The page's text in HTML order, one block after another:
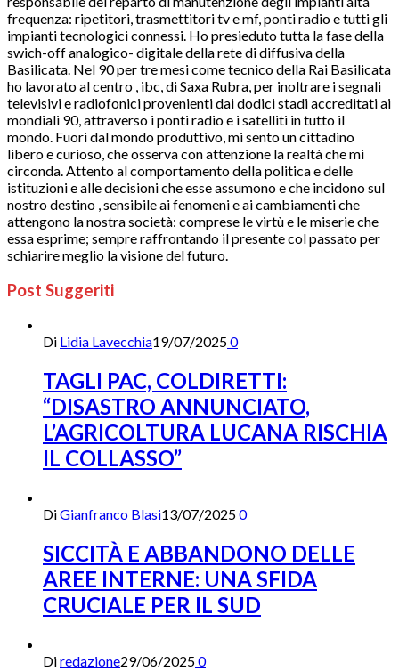
frequenza: ripetitori, trasmettitori tv e mf, ponti radio e tutti gli
impianti tecnologici connessi. Ho presieduto tutta la fase della
swich-off analogico- digitale della rete di diffusiva della
Basilicata. Nel 90 per tre mesi come tecnico della Rai Basilicata
ho lavorato al centro , ibc, di Saxa Rubra, per inoltrare i segnali
televisivi e radiofonici provenienti dai dodici stadi accreditati ai
mondiali 90, attraverso i ponti radio e i satelliti in tutto il
mondo. Fuori dal mondo produttivo, mi sento un cittadino
libero e curioso, che osserva con attenzione la realtà che mi
circonda. Attento al comportamento della politica e delle
istituzioni e alle decisioni che esse assumono e che incidono sul
nostro destino , sensibile ai fenomeni e ai cambiamenti che
attengono la nostra società: comprese le virtù e le miserie che
essa esprime; sempre raffrontando il presente col passato per
schiarire meglio la visione del futuro.
Post Suggeriti
Di Lidia Lavecchia19/07/20250
TAGLI PAC, COLDIRETTI:
“DISASTRO ANNUNCIATO,
L’AGRICOLTURA LUCANA RISCHIA
IL COLLASSO”
DiGianfranco Blasi13/07/20250
SICCITÀ E ABBANDONO DELLE
AREE INTERNE: UNA SFIDA
CRUCIALE PER IL SUD
Diredazione29/06/20250